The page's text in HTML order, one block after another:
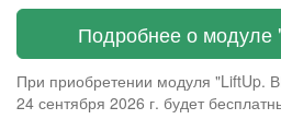
Подробнее о
При приобретении модуля "LiftUp.
24 сентября 2026 г. будет